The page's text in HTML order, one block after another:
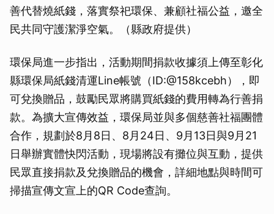
善代替燒紙錢，落實祭祀環保、兼顧社福公益，邀全
民共同守護潔淨空氣。（縣政府提供）
環保局進一步指出，活動期間捐款收據須上傳至彰化
縣環保局紙錢清運Line帳號（ID:@158kcebh），即
可兌換贈品，鼓勵民眾將購買紙錢的費用轉為行善捐
款。為擴大宣傳效益，環保局並與多個慈善社福團體
合作，規劃於8月8日、8月24日、9月13日與9月21
日舉辦實體快閃活動，現場將設有攤位與互動，提供
民眾直接捐款及兌換贈品的機會，詳細地點與時間可
掃描宣傳文宣上的QR Code查詢。